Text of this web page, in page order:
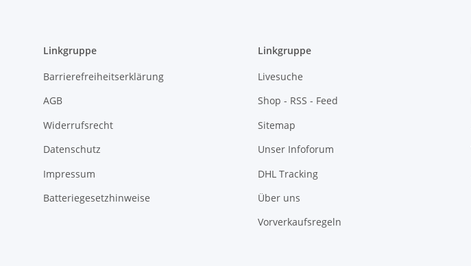
Linkgruppe
Barrierefreiheitserklärung
AGB
Widerrufsrecht
Datenschutz
Impressum
Batteriegesetzhinweise
Linkgruppe
Livesuche
Shop - RSS - Feed
Sitemap
Unser Infoforum
DHL Tracking
Über uns
Vorverkaufsregeln